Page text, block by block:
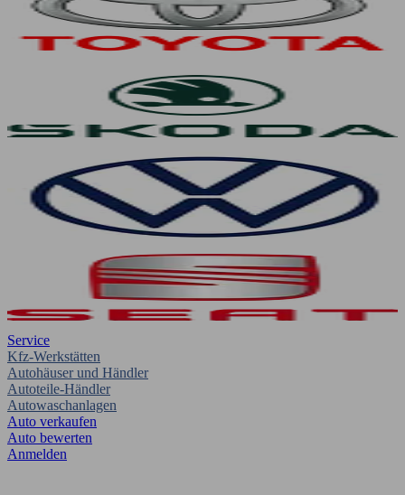
Service
Kfz-Werkstätten
Autohäuser und Händler
Autoteile-Händler
Autowaschanlagen
Auto verkaufen
Auto bewerten
Anmelden